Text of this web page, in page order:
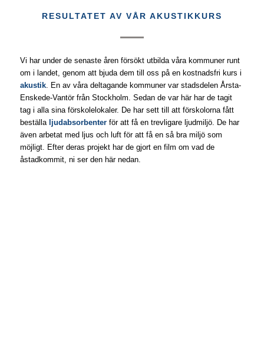
RESULTATET AV VÅR AKUSTIKKURS
Vi har under de senaste åren försökt utbilda våra kommuner runt
om i landet, genom att bjuda dem till oss på en kostnadsfri kurs i
akustik. En av våra deltagande kommuner var stadsdelen Årsta-
Enskede-Vantör från Stockholm. Sedan de var här har de tagit
tag i alla sina förskolelokaler. De har sett till att förskolorna fått
beställa ljudabsorbenter för att få en trevligare ljudmiljö. De har
även arbetat med ljus och luft för att få en så bra miljö som
möjligt. Efter deras projekt har de gjort en film om vad de
åstadkommit, ni ser den här nedan.